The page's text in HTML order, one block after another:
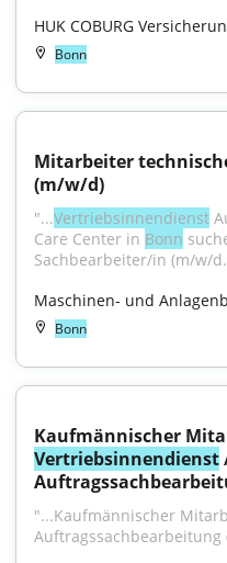
HUK COBURG
Bonn
Mitarbeiter
(m/w/d)
"...Vertriebsinnendienst
Care Center in Bonn
Sachbearbeiter/in (m/w/
Maschinen- und
Bonn
Vertriebsinnendienst
"...Kaufmännischer
Auftragssachbearbeitung